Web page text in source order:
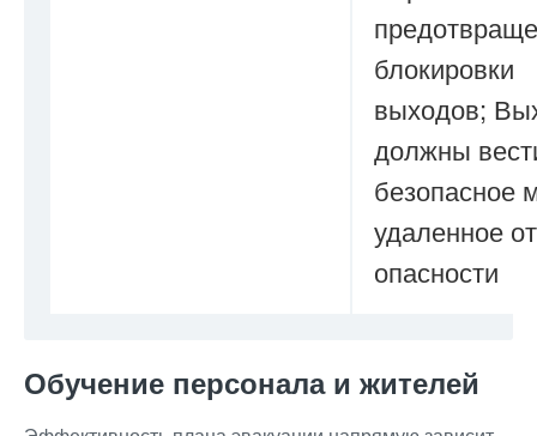
блокировки
выходов;
должны
безопасное
удаленное
опасности
Обучение персонала и жителей